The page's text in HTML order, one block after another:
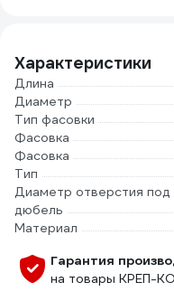
Характеристики
Длина
Диаметр
Тип фасовки
Фасовка
Фасовка
Тип
Диаметр отверстия под
дюбель
Материал
Гарантия
на товары КРЕП-